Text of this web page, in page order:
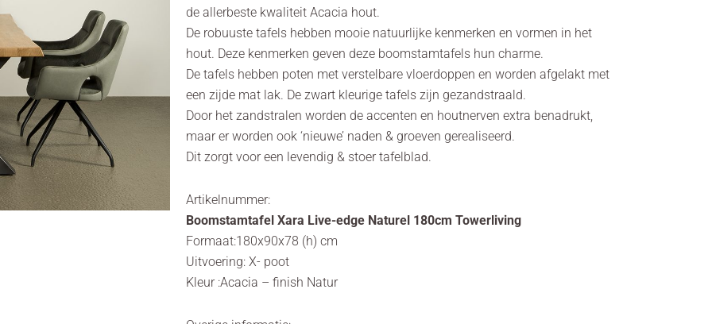
de allerbeste kwaliteit Acacia hout.
De robuuste tafels hebben mooie natuurlijke kenmerken en vormen in het
hout. Deze kenmerken geven deze boomstamtafels hun charme.
De tafels hebben poten met verstelbare vloerdoppen en worden afgelakt met
een zijde mat lak. De zwart kleurige tafels zijn gezandstraald.
Door het zandstralen worden de accenten en houtnerven extra benadrukt,
maar er worden ook ‘nieuwe’ naden & groeven gerealiseerd.
Dit zorgt voor een levendig & stoer tafelblad.
Artikelnummer:
Boomstamtafel Xara Live-edge Naturel 180cm Towerliving
Formaat:180x90x78 (h) cm
Uitvoering: X- poot
Kleur :Acacia – finish Natur